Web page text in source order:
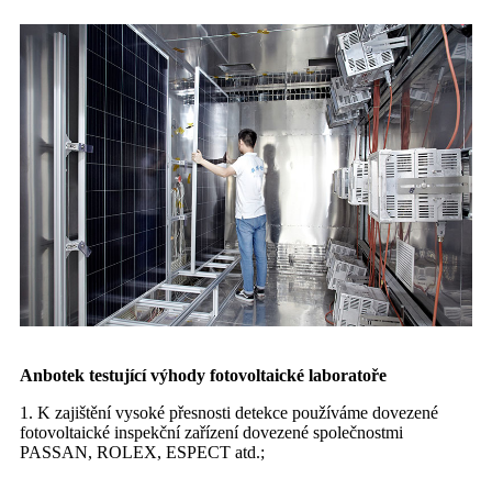
Anbotek testující výhody fotovoltaické laboratoře
1. K zajištění vysoké přesnosti detekce používáme dovezené
fotovoltaické inspekční zařízení dovezené společnostmi
PASSAN, ROLEX, ESPECT atd.;